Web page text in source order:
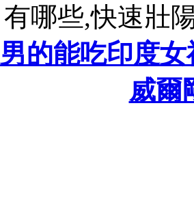
有哪些,快速壯
男的能吃印度
威爾